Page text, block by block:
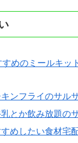
すめのミールキッ
ンフライのサル
とか飲み放題の
めしたい食材宅